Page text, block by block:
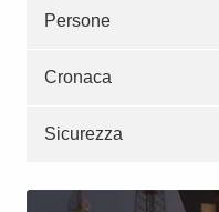
Persone
Cronaca
Sicurezza